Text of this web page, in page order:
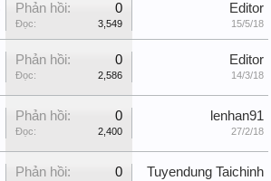
Phản hồi: 0
Đọc: 3,549
Editor
15/5/18
Phản hồi: 0
Đọc: 2,586
Editor
14/3/18
Phản hồi: 0
Đọc: 2,400
lenhan91
27/2/18
Phản hồi: 0 Tuyendung Taichinh